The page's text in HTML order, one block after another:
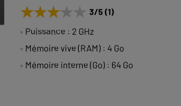
★★★★★
★★★★★ 3/5 (1)
Puissance : 2 GHz
Mémoire vive (RAM) : 4 Go
Mémoire interne (Go) : 64 Go